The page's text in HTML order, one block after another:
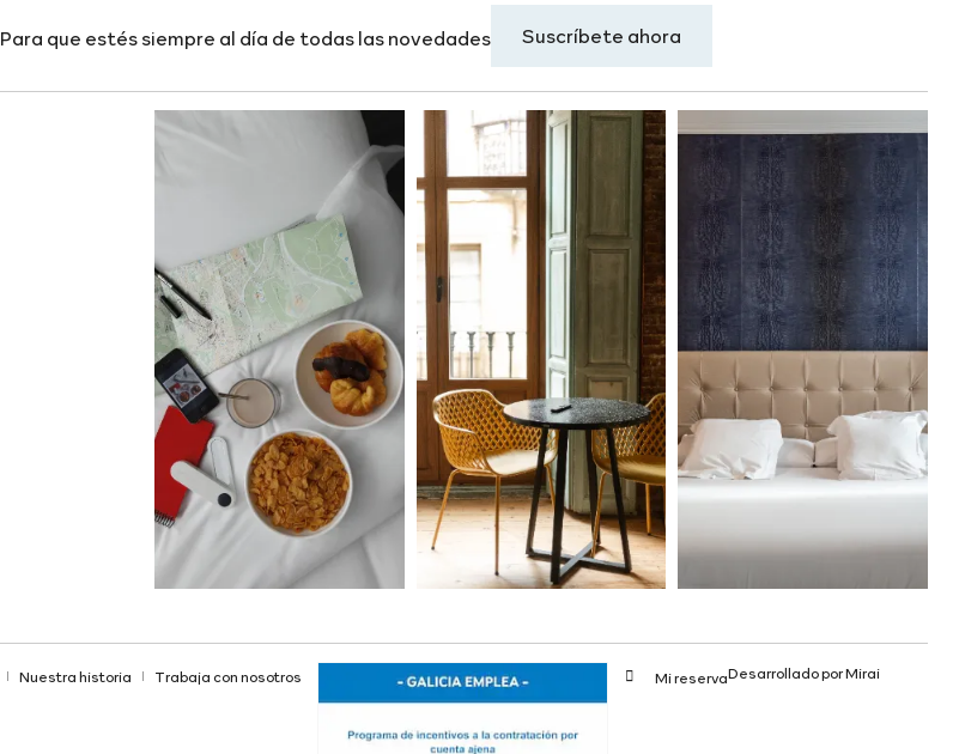
Para que estés siempre al día de todas las novedades Suscríbete ahora
Nuestra historia Trabaja con nosotros Mi reservaDesarrollado porMirai